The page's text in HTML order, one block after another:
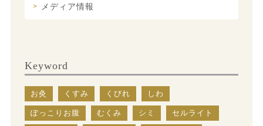
メディア情報
Keyword
お灸 くすみ くびれ しわ
ぽっこりお腹 むくみ シミ セルライト